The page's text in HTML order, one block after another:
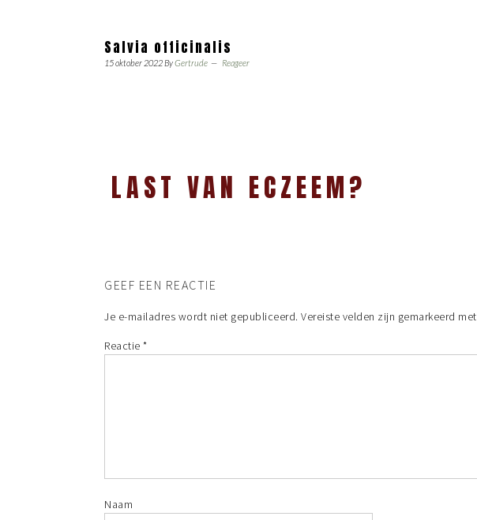
Salvia officinalis
15 oktober 2022ByGertrude Reageer
LAST VAN ECZEEM?
GEEF EEN REACTIE
Je e-mailadres wordt niet gepubliceerd. Vereiste velden zijn gemarkeerd met
Reactie *
Naam